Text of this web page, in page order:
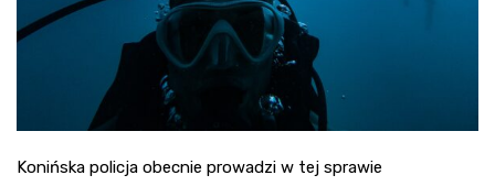
Konińska policja obecnie prowadzi w tej sprawie